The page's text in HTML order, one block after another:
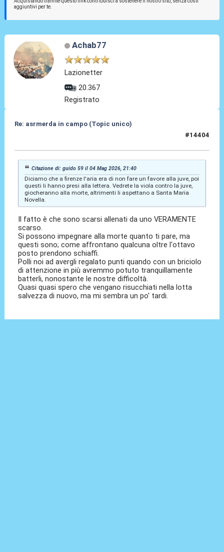
aggiuntivi per te.
Achab77
Lazionetter
20.367
Registrato
Re: asrmerda in campo (Topic unico)
#14404
Citazione di: guido 59 il 04 Mag 2026, 21:40
Diciamo che a firenze l'aria era di non fare un favore alla juve, poi
questi li hanno presi alla lettera. Vedrete la viola contro la juve,
giocheranno alla morte, altrimenti li aspettano a Santa Maria
Novella.
Il fatto è che sono scarsi allenati da uno VERAMENTE
scarso.
Si possono impegnare alla morte quanto ti pare, ma
questi sono; come affrontano qualcuna oltre l'ottavo
posto prendono schiaffi.
Polli noi ad avergli regalato punti quando con un briciolo
di attenzione in più avremmo potuto tranquillamente
batterli, nonostante le nostre difficoltà.
Quasi quasi spero che vengano risucchiati nella lotta
salvezza di nuovo, ma mi sembra un po' tardi.